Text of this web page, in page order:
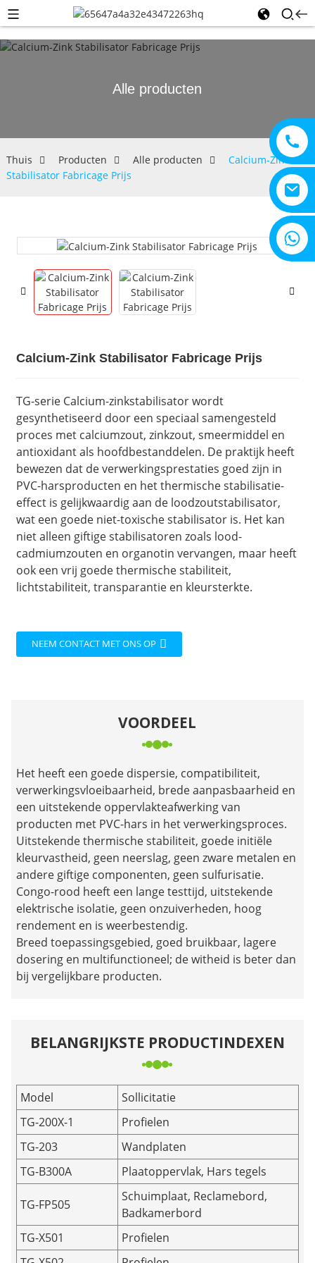
+8615805330828
Alle producten
Thuis Producten Alle producten
Calcium-Zink
Stabilisator Fabricage Prijs
Calcium-Zink Stabilisator Fabricage Prijs
TG-serie Calcium-zinkstabilisator wordt
gesynthetiseerd door een speciaal samengesteld
proces met calciumzout, zinkzout, smeermiddel en
antioxidant als hoofdbestanddelen. De praktijk heeft
bewezen dat de verwerkingsprestaties goed zijn in
PVC-harsproducten en het thermische stabilisatie-
effect is gelijkwaardig aan de loodzoutstabilisator,
wat een goede niet-toxische stabilisator is. Het kan
niet alleen giftige stabilisatoren zoals lood-
cadmiumzouten en organotin vervangen, maar heeft
ook een vrij goede thermische stabiliteit,
lichtstabiliteit, transparantie en kleursterkte.
NEEM CONTACT MET ONS OP
VOORDEEL
Het heeft een goede dispersie, compatibiliteit,
verwerkingsvloeibaarheid, brede aanpasbaarheid en
een uitstekende oppervlakteafwerking van
producten met PVC-hars in het verwerkingsproces.
Uitstekende thermische stabiliteit, goede initiële
kleurvastheid, geen neerslag, geen zware metalen en
andere giftige componenten, geen sulfurisatie.
Congo-rood heeft een lange testtijd, uitstekende
elektrische isolatie, geen onzuiverheden, hoog
rendement en is weerbestendig.
Breed toepassingsgebied, goed bruikbaar, lagere
dosering en multifunctioneel; de witheid is beter dan
bij vergelijkbare producten.
BELANGRIJKSTE PRODUCTINDEXEN
Model
Sollicitatie
TG-200X-1
Profielen
TG-203
Wandplaten
TG-B300A
Plaatoppervlak, Hars tegels
TG-FP505
Schuimplaat, Reclamebord,
Badkamerbord
TG-X501
Profielen